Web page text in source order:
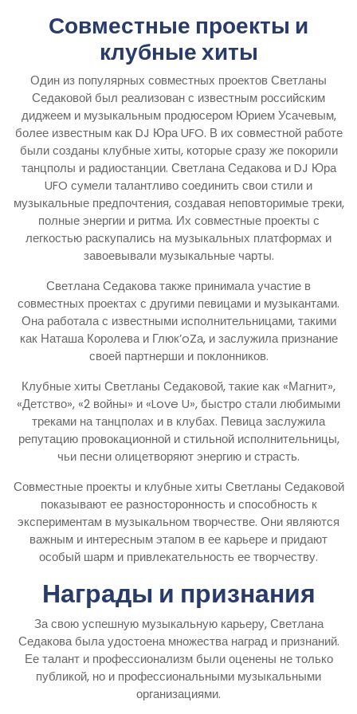
Совместные проекты и
клубные хиты
Один из популярных совместных проектов Светланы
Седаковой был реализован с известным российским
диджеем и музыкальным продюсером Юрием Усачевым,
более известным как DJ Юра UFO. В их совместной работе
были созданы клубные хиты, которые сразу же покорили
танцполы и радиостанции. Светлана Седакова и DJ Юра
UFO сумели талантливо соединить свои стили и
музыкальные предпочтения, создавая неповторимые треки,
полные энергии и ритма. Их совместные проекты с
легкостью раскупались на музыкальных платформах и
завоевывали музыкальные чарты.
Светлана Седакова также принимала участие в
совместных проектах с другими певицами и музыкантами.
Она работала с известными исполнительницами, такими
как Наташа Королева и Глюк’oZа, и заслужила признание
своей партнерши и поклонников.
Клубные хиты Светланы Седаковой, такие как «Магнит»,
«Детство», «2 войны» и «Love U», быстро стали любимыми
треками на танцполах и в клубах. Певица заслужила
репутацию провокационной и стильной исполнительницы,
чьи песни олицетворяют энергию и страсть.
Совместные проекты и клубные хиты Светланы Седаковой
показывают ее разносторонность и способность к
экспериментам в музыкальном творчестве. Они являются
важным и интересным этапом в ее карьере и придают
особый шарм и привлекательность ее творчеству.
Награды и признания
За свою успешную музыкальную карьеру, Светлана
Седакова была удостоена множества наград и признаний.
Ее талант и профессионализм были оценены не только
публикой, но и профессиональными музыкальными
организациями.